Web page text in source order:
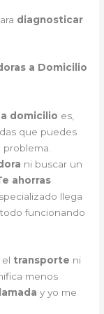
diagnosticar
a Domicilio
domicilio es,
que puedes
ni buscar un
ahorras
llega
funcionando
el transporte ni
menos
y yo me